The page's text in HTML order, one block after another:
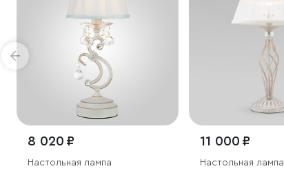
8 020 ₽
Настольная лампа
11 000 ₽
Настольная лампа